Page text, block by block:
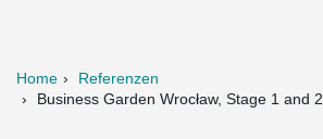
Home
Referenzen
Business Garden Wrocław, Stage 1 and 2